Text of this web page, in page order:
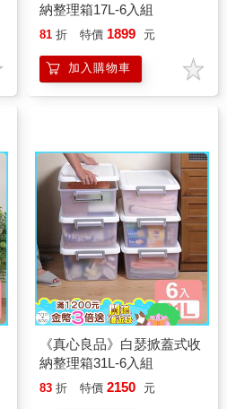
納整理箱17L-6入組
81 折 特價 1899 元
加入購物車
《真心良品》白瑟掀蓋式收
納整理箱31L-6入組
83 折 特價 2150 元